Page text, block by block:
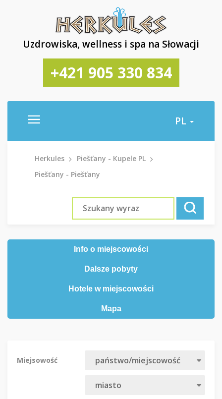
Uzdrowiska, wellness i spa na Słowacji
+421 905 330 834
PL
Herkules
Piešťany - Kupele PL
Piešťany - Piešťany
Info o miejscowości
Dalsze pobyty
Hotele w miejscowości
Mapa
Miejsowość